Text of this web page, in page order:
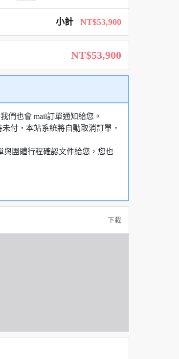
小計 NT$53,900
NT$53,900
們也會 mail訂單通知給您。
付，本站系統將自動取消訂單，
與團體行程確認文件給您，您也
下載